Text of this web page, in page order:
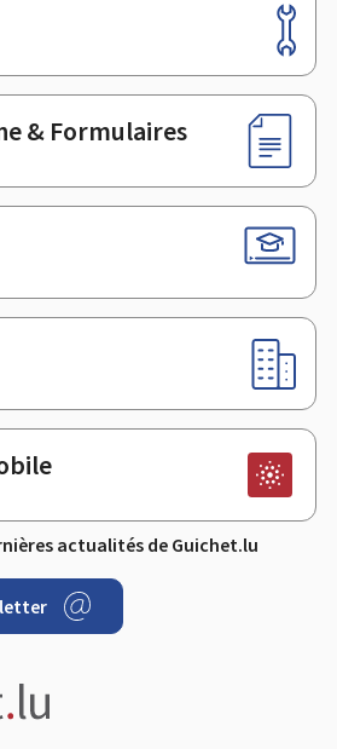
& Formulaires
actualités de Guichet.lu